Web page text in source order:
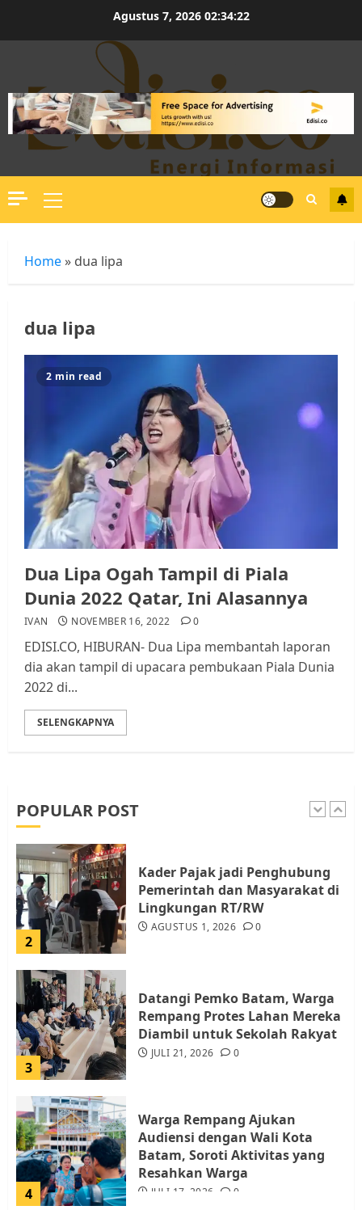
Agustus 7, 2026 02:34:23
Primary
Menu
Home » dua lipa
dua lipa
2 min read
Dua Lipa Ogah Tampil di Piala
Dunia 2022 Qatar, Ini Alasannya
IVAN NOVEMBER 16, 2022 0
EDISI.CO, HIBURAN- Dua Lipa membantah laporan
dia akan tampil di upacara pembukaan Piala Dunia
2022 di...
SELENGKAPNYA
POPULAR POST
Datangi Pemko Batam, Warga
Rempang Protes Lahan Mereka
Diambil untuk Sekolah Rakyat
JULI 21, 2026
Warga Rempang Ajukan
Audiensi dengan Wali Kota
Batam, Soroti Aktivitas yang
Resahkan Warga
5
Tim Advokasi Desak BP Batam
Berhenti Merampas Tanah
Warga Rempang
JULI 15, 2026 0
1
2
Kader Pajak jadi Penghubung
Pemerintah dan Masyarakat di
Lingkungan RT/RW
AGUSTUS 1, 2026 0
3
Datangi Pemko Batam, Warga
Rempang Protes Lahan Mereka
Diambil untuk Sekolah Rakyat
JULI 21, 2026 0
4
Warga Rempang Ajukan
Audiensi dengan Wali Kota
Batam, Soroti Aktivitas yang
Resahkan Warga
JULI 17, 2026 0